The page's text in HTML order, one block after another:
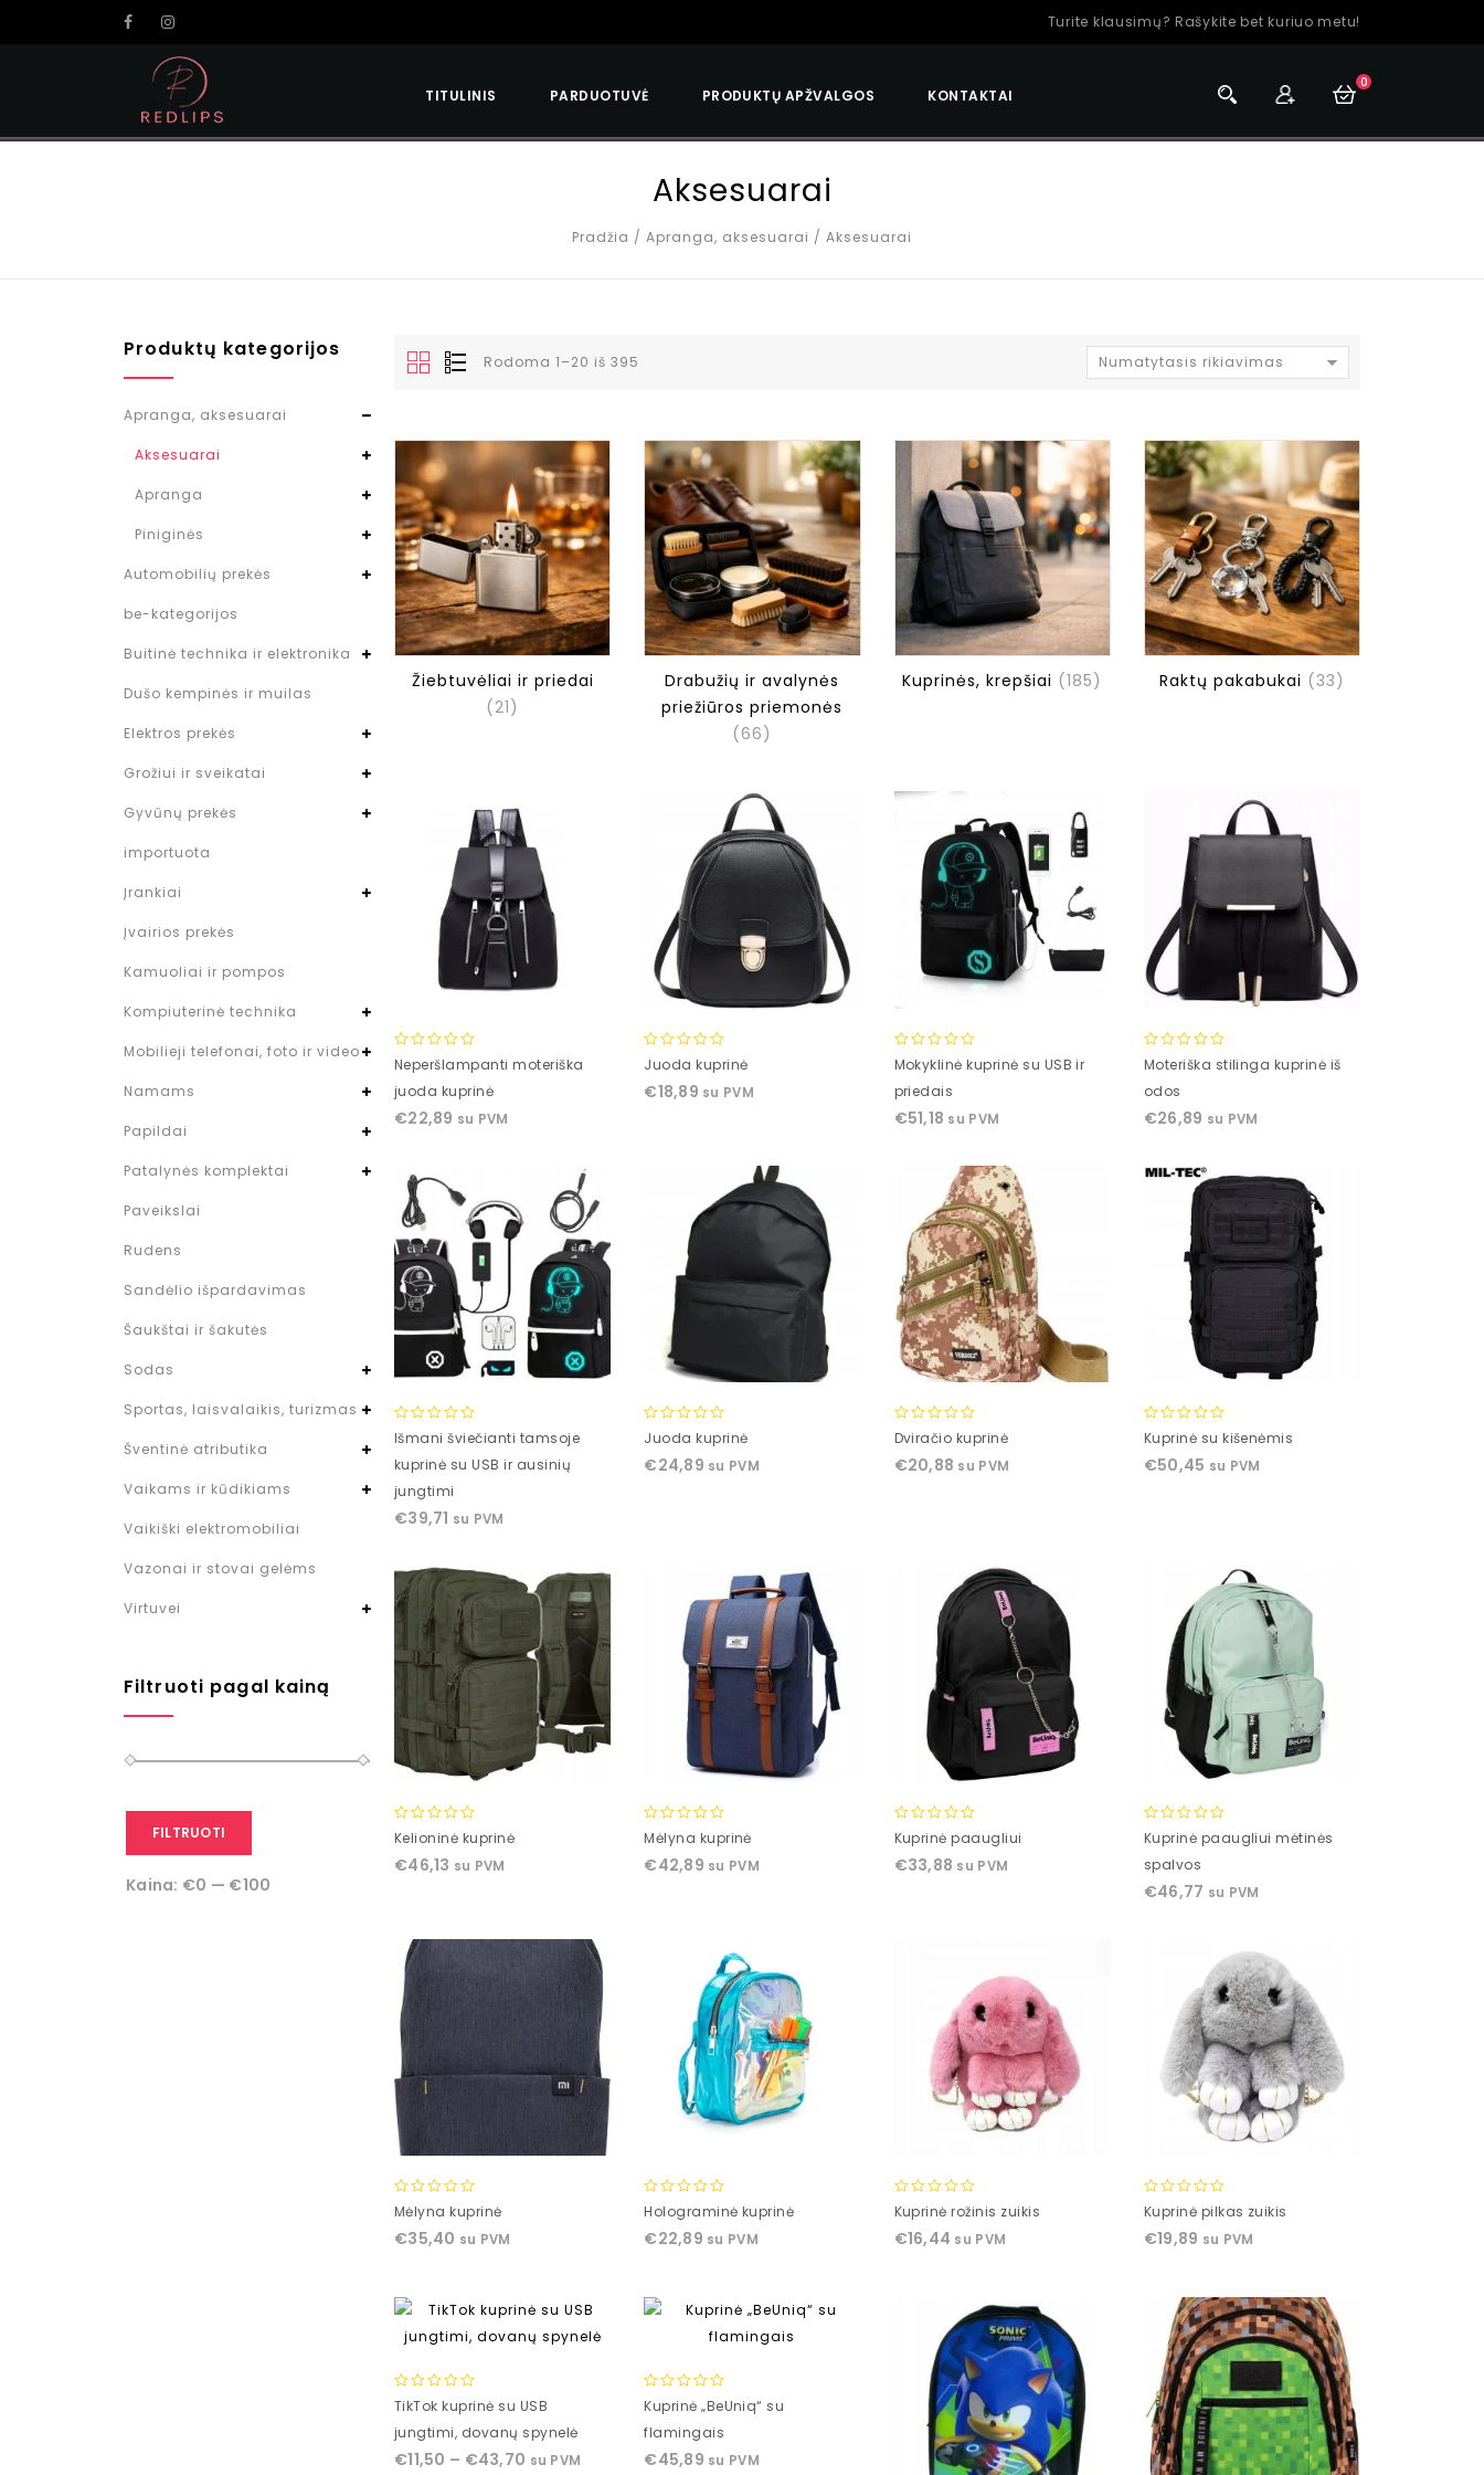
Turite klausimų? Rašykite bet kuriuo metu!
TITULINIS PARDUOTUVĖ PRODUKTŲ APŽVALGOS KONTAKTAI
0
Aksesuarai
Pradžia / Apranga, aksesuarai / Aksesuarai
Rodoma 1–20 iš 395 Numatytasis rikiavimas
Žiebtuvėliai ir priedai
(21)
Drabužių ir avalynės
priežiūros priemonės
(66)
Kuprinės, krepšiai (185) Raktų pakabukai (33)
0
of
5
Neperšlampanti moteriška
juoda kuprinė
€22,89 su PVM
0
of
Juoda kuprinė
€18,89 su PVM
0
of
5
Mokyklinė kuprinė su USB ir
priedais
€51,18 su PVM
0
of
5
Moteriška stilinga kuprinė iš
odos
€26,89 su PVM
0
of
5
Išmani šviečianti tamsoje
kuprinė su USB ir ausinių
jungtimi
€39,71 su PVM
0
of
Juoda kuprinė
€24,89 su PVM
0
of
Dviračio kuprinė
€20,88 su PVM
0
of
Kuprinė su kišenėmis
€50,45 su PVM
0
of
Kelioninė kuprinė
€46,13 su PVM
0
of
Mėlyna kuprinė
€42,89 su PVM
0
of
Kuprinė paaugliui
€33,88 su PVM
0
of
5
Kuprinė paaugliui mėtinės
spalvos
€46,77 su PVM
0
of
Mėlyna kuprinė
€35,40 su PVM
0
of
Holograminė kuprinė
€22,89 su PVM
0
of
Kuprinė rožinis zuikis
€16,44 su PVM
0
of
Kuprinė pilkas zuikis
€19,89 su PVM
0
of
5
TikTok kuprinė su USB
jungtimi, dovanų spynelė
€11,50 – €43,70 su PVM
0
of
5
Kuprinė „BeUniq“ su
flamingais
€45,89 su PVM
Produktų kategorijos
Apranga, aksesuarai
Aksesuarai
Apranga
Piniginės
Automobilių prekės
be-kategorijos
Buitinė technika ir elektronika
Dušo kempinės ir muilas
Elektros prekės
Grožiui ir sveikatai
Gyvūnų prekės
importuota
Įrankiai
Įvairios prekės
Kamuoliai ir pompos
Kompiuterinė technika
Mobilieji telefonai, foto ir video
Namams
Papildai
Patalynės komplektai
Paveikslai
Rudens
Sandėlio išpardavimas
Šaukštai ir šakutės
Sodas
Sportas, laisvalaikis, turizmas
Šventinė atributika
Vaikams ir kūdikiams
Vaikiški elektromobiliai
Vazonai ir stovai gelėms
Virtuvei
Filtruoti pagal kainą
FILTRUOTI
Kaina: €0 — €100